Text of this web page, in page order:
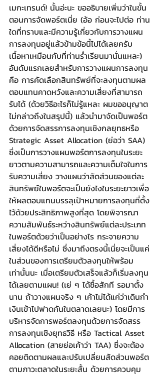
เมกะเทรนด์! นั้นอ่ะนะ ขออธิบายเพิ่มว่าในขั้น
ตอนการจัดพอร์ตเนี่ย (อ้อ ก่อนจะไปต่อ ท่าน
ใดที่ทราบและมีความรู้เกี่ยวกับการวางแผน
การลงทุนอยู่แล้วข้ามข้อนี้ไปได้เลยครับ
เนื้อหาเหมือนกับที่ท่านร่ำเรียนมานั่นแหละ)
อันดับแรกเลยสำหรับการวางแผนการลงทุน
คือ การคัดเลือกสินทรัพย์ที่จะลงทุนตามผล
ตอบแทนคาดหวังและความเสี่ยงที่สามารถ
รับได้ (ด้วยวิธีอะไรก็ไม่รู้แหละ ผมขออนุญาต
ไม่กล่าวถึงในสรุปนี้) แล้วนำมาจัดเป็นพอร์ต
ด้วยการจัดสรรการลงทุนเชิงกลยุทธหรือ
Strategic Asset Allocation (ย่อว่า SAA)
ซึ่งเป็นการวางแผนพอร์ตการลงทุนในระยะ
ยาวตามความสามารถและความเต็มใจในการ
รับความเสี่ยง วางแผนว่าสัดส่วนของแต่ละ
สินทรัพย์ในพอร์ตจะเป็นยังไงในระยะยาวเพื่อ
ให้ผลตอบแทนบรรลุเป้าหมายการลงทุนที่ตั้ง
ไว้ด้วยประสิทธิภาพสูงที่สุด โดยพิจารณา
ความสัมพันธ์ระหว่างสินทรัพย์แต่ละประเภท
ในพอร์ตด้วยว่าเป็นอย่างไร กระจายความ
เสี่ยงได้ดีหรือไม่ ซึ่งมาถึงตรงนี้เนี่ยจะเป็นแค่
ในส่วนของการเตรียมตัวลงทุนให้พร้อม
เท่านั้นนะ เมื่อเตรียมตัวเสร็จแล้วก็เริ่มลงทุน
ได้เลยตามแผน! (เย่ ๆ ได้ซื้อสักที รอมาตั้ง
นาน ถ้าวางแผนจริง ๆ เค้าไม่ได้แค่ว่าเดินกำ
เงินเข้าไปฟาดกันในตลาดเลยนะ) โดยมีการ
บริหารจัดการพอร์ตลงทุนด้วยการจัดสรร
การลงทุนเชิงยุทธวิธี หรือ Tactical Asset
Allocation (สายย่อเค้าว่า TAA) ซึ่งจะต้อง
คอยติดตามผลและปรับเปลี่ยนสัดส่วนพอร์ต
ตามภาวะตลาดในระยะสั้น ด้วยการควบคุม